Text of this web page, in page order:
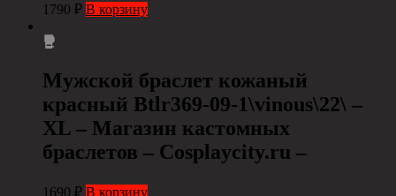
1790 ₽ В корзину
Мужской браслет кожаный
красный Btlr369-09-1\vinous\22\ –
XL – Магазин кастомных
браслетов – Cosplaycity.ru –
1690 ₽ В корзину